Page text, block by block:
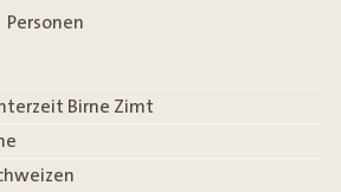
Personen
Birne Zimt